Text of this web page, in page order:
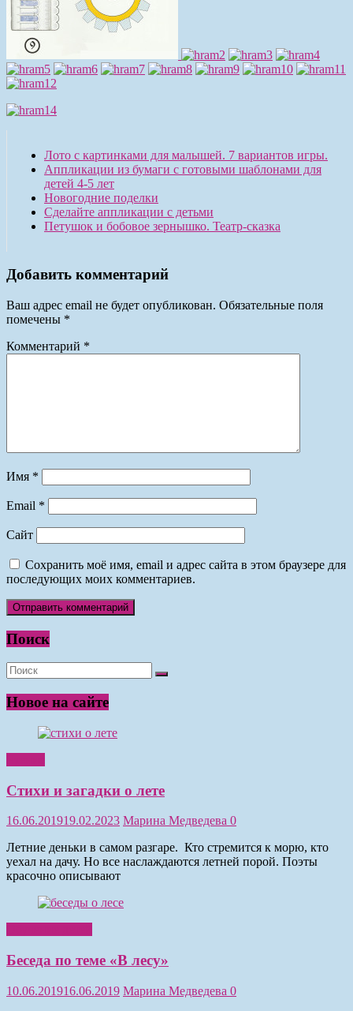
Лото с картинками для малышей. 7 вариантов игры.
Аппликации из бумаги с готовыми шаблонами для
детей 4-5 лет
Новогодние поделки
Сделайте аппликации с детьми
Петушок и бобовое зернышко. Театр-сказка
Добавить комментарий
Ваш адрес email не будет опубликован. Обязательные поля
помечены *
Комментарий *
Имя *
Email *
Сайт
Сохранить моё имя, email и адрес сайта в этом браузере для
последующих моих комментариев.
Поиск
Новое на сайте
Стихи и загадки о лете
16.06.201919.02.2023 Марина Медведева 0
Летние деньки в самом разгаре. Кто стремится к морю, кто
уехал на дачу. Но все наслаждаются летней порой. Поэты
красочно описывают
Беседа по теме «В лесу»
10.06.201916.06.2019 Марина Медведева 0